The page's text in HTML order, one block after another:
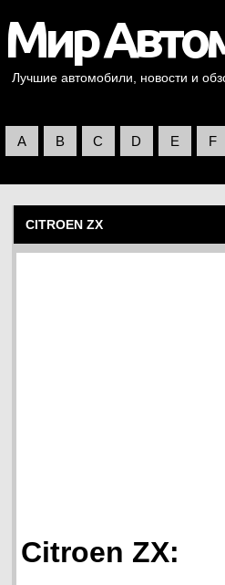
Лучшие автомобили, новости и
A B C D E F
CITROEN ZX
Citroen ZX: